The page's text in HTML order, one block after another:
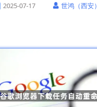
2025-07-17 世鸿（西安）